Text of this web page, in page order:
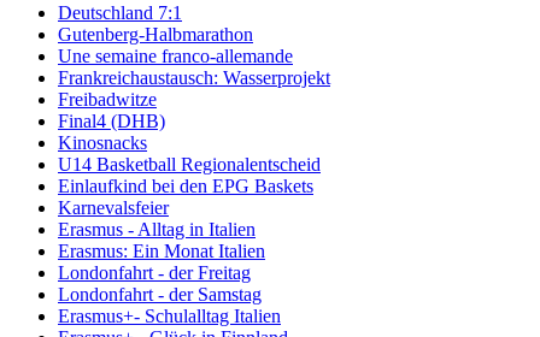
Deutschland 7:1
Gutenberg-Halbmarathon
Une semaine franco-allemande
Frankreichaustausch: Wasserprojekt
Freibadwitze
Final4 (DHB)
Kinosnacks
U14 Basketball Regionalentscheid
Einlaufkind bei den EPG Baskets
Karnevalsfeier
Erasmus - Alltag in Italien
Erasmus: Ein Monat Italien
Londonfahrt - der Freitag
Londonfahrt - der Samstag
Erasmus+- Schulalltag Italien